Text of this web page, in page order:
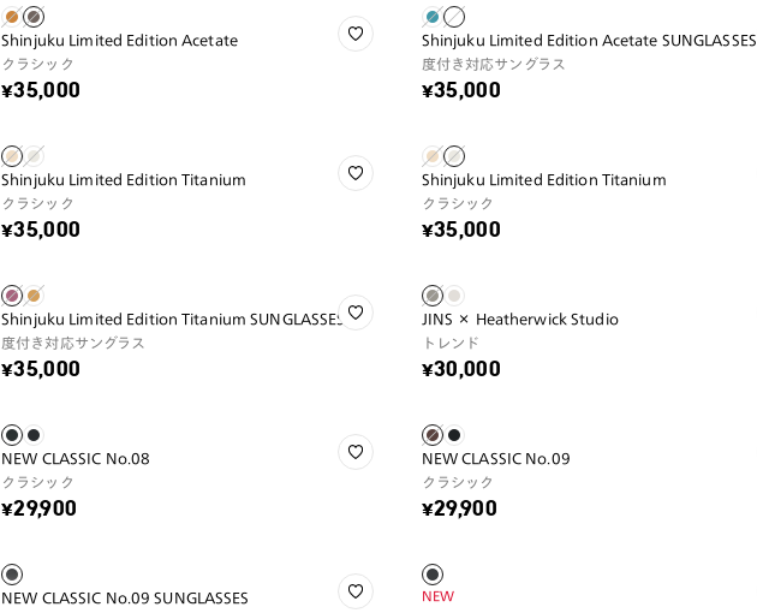
Shinjuku Limited Edition Acetate
クラシック
¥35,000
Shinjuku Limited Edition Acetate SUNGLASSES
度付き対応サングラス
¥35,000
Shinjuku Limited Edition Titanium
クラシック
¥35,000
Shinjuku Limited Edition Titanium
クラシック
¥35,000
Shinjuku Limited Edition Titanium SUNGLASSES
度付き対応サングラス
¥35,000
JINS × Heatherwick Studio
トレンド
¥30,000
NEW CLASSIC No.08
クラシック
¥29,900
NEW CLASSIC No.09
クラシック
¥29,900
NEW CLASSIC No.09 SUNGLASSES
NEW